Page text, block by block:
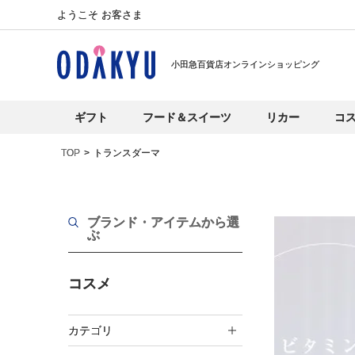
ようこそ お客さま
小田急百貨店オンラインショッピング
ギフト フード＆スイーツ リカー コ
TOP トランスダーマ
ブランド・アイテムから選
ぶ
コスメ
カテゴリ